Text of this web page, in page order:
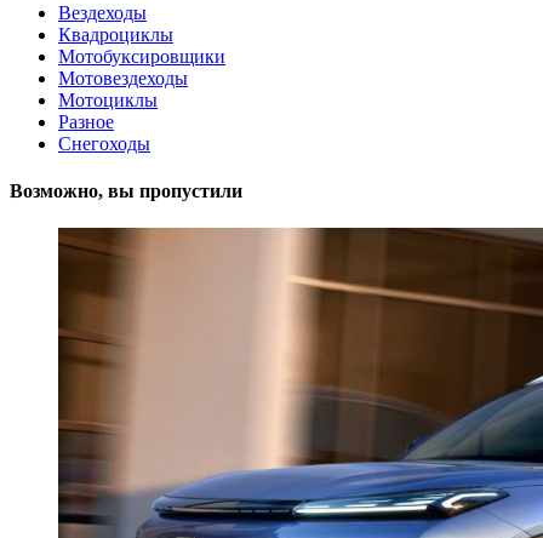
Вездеходы
Квадроциклы
Мотобуксировщики
Мотовездеходы
Мотоциклы
Разное
Снегоходы
Возможно, вы пропустили